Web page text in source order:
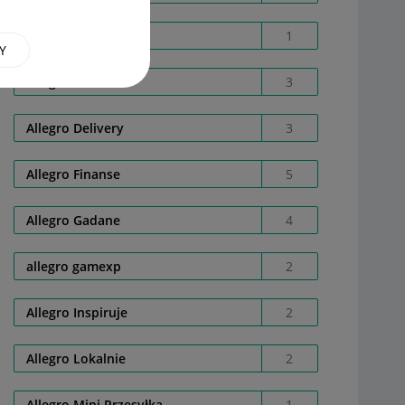
1
3
Allegro Delivery 3
Allegro Finanse 5
Allegro Gadane 4
allegro gamexp 2
Allegro Inspiruje 2
Allegro Lokalnie 2